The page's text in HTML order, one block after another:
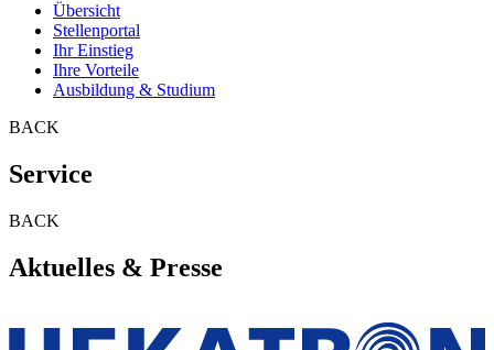
Übersicht
Stellenportal
Ihr Einstieg
Ihre Vorteile
Ausbildung & Studium
BACK
Service
BACK
Aktuelles & Presse